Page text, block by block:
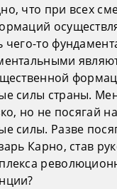
что при всех
чего-то
силы страны.
но не посягай
силы. Разве
Карно, став